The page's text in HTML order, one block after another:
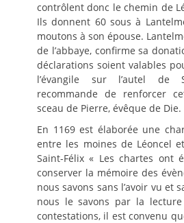
contrôlent donc le chemin de
Ils donnent 60 sous à
moutons à son épouse.
de l’abbaye, confirme sa
déclarations soient valables
l’évangile sur l’autel de
recommande de renforcer
sceau de Pierre, évêque de Die.
En 1169 est élaborée une
entre les moines de Léoncel
Saint-Félix « Les chartes ont
conserver la mémoire des
nous savons sans l’avoir vu et
nous le savons par la lecture
contestations, il est convenu